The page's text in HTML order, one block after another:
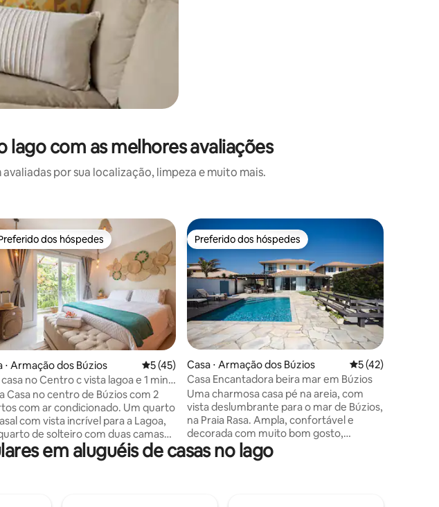
lago com as melhores avaliações
por sua localização, limpeza e muito mais.
média de 5, 63 avaliações
os melhores preferidos dos hóspedes
dos hóspedes
⋅ Armação dos Búzios 5 de uma avaliação média de 5, 45 avaliações
5 (45)
casa no Centro c vista lagoa e 1 min
Casa no centro de Búzios com 2
com ar condicionado. Um quarto
com vista incrível para a Lagoa,
de solteiro com duas camas
adaptáveis para se tornarem
de casal, varanda pergolado,
Preferido dos hóspedes
Preferido dos hóspedes
Casa ⋅ Armação dos Búzios 5 de uma
5 (42)
Casa Encantadora beira mar em Búzios
Uma charmosa casa pé na areia, com
vista deslumbrante para o mar de Búzios,
na Praia Rasa. Ampla, confortável e
decorada com muito bom gosto,
oferece diversos ambientes
aconchegantes e sofisticados para
em aluguéis de casas no lago